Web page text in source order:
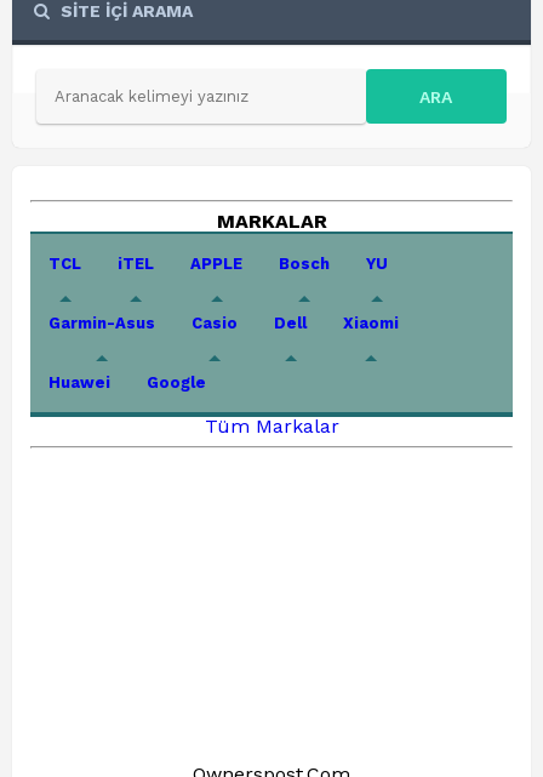
SİTE İÇİ ARAMA
ARA
MARKALAR
TCL iTEL APPLE Bosch YU
Garmin-Asus Casio Dell Xiaomi
Huawei Google
Tüm Markalar